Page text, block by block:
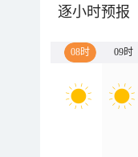
逐小时预报
08时 09时